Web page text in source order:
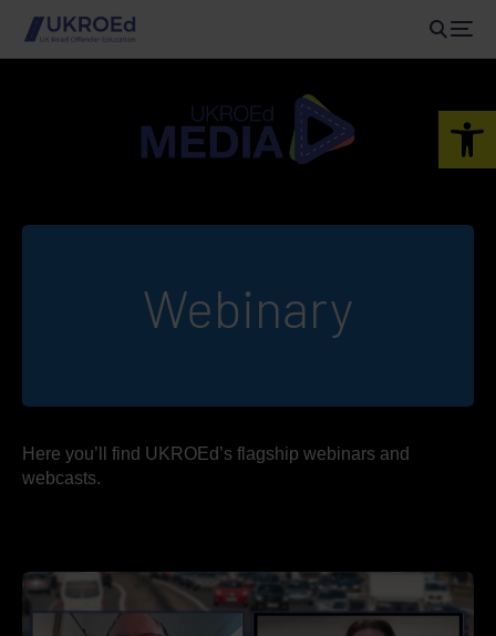
Webinary
Here you’ll find UKROEd’s flagship webinars and
webcasts.